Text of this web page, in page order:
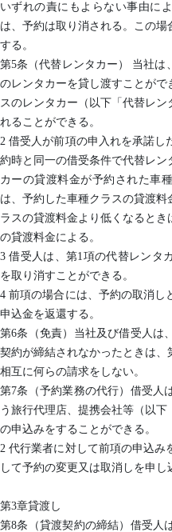
いずれの責にもよらない事由に
は、予約は取り消される。この
する。
第5条（代替レンタカー） 当社は
のレンタカーを貸し渡すことが
スのレンタカー（以下「代替レ
れることができる。
2 借受人が前項の申入れを承諾し
約時と同一の借受条件で代替レ
カーの貸渡料金が予約された車
は、予約した車種クラスの貸渡
ラスの貸渡料金より低くなると
の貸渡料金による。
3 借受人は、第1項の代替レンタ
を取り消すことができる。
4 前項の場合には、予約の取消し
申込金を返還する。
第6条（免責）当社及び借受人は
契約が締結されなかったときは、
相互に何らの請求をしない。
第7条（予約業務の代行）借受人
う旅行代理店、提携会社等（以
の申込みをすることができる。
2 代行業者に対して前項の申込み
して予約の変更又は取消しを申し
第3章貸渡し
第8条（貸渡契約の締結）借受人